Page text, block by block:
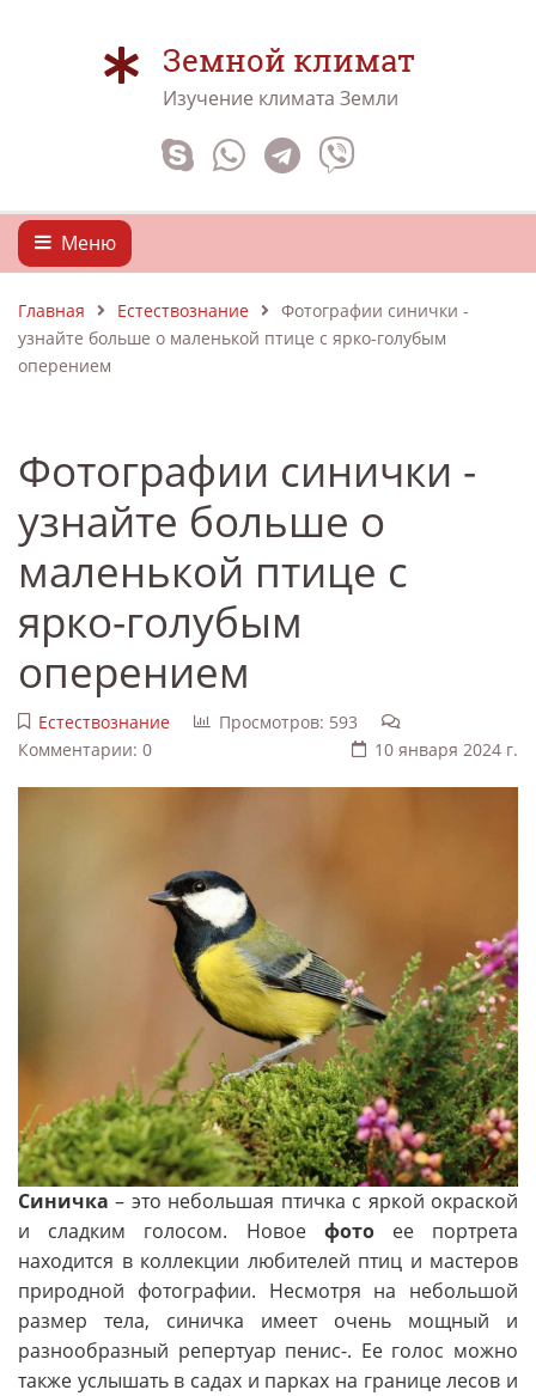
Земной климат
Изучение климата Земли
Меню
Главная Естествознание
Фотографии синички -
узнайте больше о маленькой птице с ярко-голубым
оперением
Фотографии синички -
узнайте больше о
маленькой птице с
ярко-голубым
оперением
Естествознание
Просмотров: 593
Комментарии: 0
10 января 2024 г.
Синичка – это небольшая птичка с яркой окраской
и сладким голосом. Новое фотоее портрета
находится в коллекции любителей птиц и мастеров
природной фотографии. Несмотря на небольшой
размер тела, синичка имеет очень мощный и
разнообразный репертуар пенис-. Ее голос можно
также услышать в садах и парках на границе лесов и